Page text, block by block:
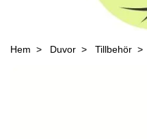
Hem Duvor Tillbehör